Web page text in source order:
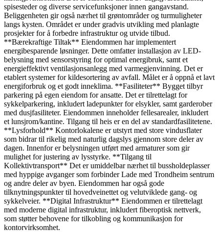
spisesteder og diverse servicefunksjoner innen gangavstand.
Beliggenheten gir også nærhet til grøntområder og turmuligheter
langs kysten. Området er under gradvis utvikling med planlagte
prosjekter for å forbedre infrastruktur og utvide tilbud.
**Bærekraftige Tiltak** Eiendommen har implementert
energibesparende løsninger. Dette omfatter installasjon av LED-
belysning med sensorstyring for optimal energibruk, samt et
energieffektivt ventilasjonsanlegg med varmegjenvinning. Det er
etablert systemer for kildesortering av avfall. Målet er å oppnå et lavt
energiforbruk og et godt inneklima. **Fasiliteter** Bygget tilbyr
parkering på egen eiendom for ansatte. Det er tilrettelagt for
sykkelparkering, inkludert ladepunkter for elsykler, samt garderober
med dusjfasiliteter. Eiendommen inneholder fellesarealer, inkludert
et lunsjrom/kantine. Tilgang til heis er en del av standardfasilitetene.
**Lysforhold** Kontorlokalene er utstyrt med store vindusflater
som bidrar til rikelig med naturlig dagslys gjennom store deler av
dagen. Innenfor er belysningen utført med armaturer som gir
mulighet for justering av lysstyrke. **Tilgang til
Kollektivtransport** Det er umiddelbar nærhet til bussholdeplasser
med hyppige avganger som forbinder Lade med Trondheim sentrum
og andre deler av byen. Eiendommen har også gode
tilknytningspunkter til hovedveinettet og velutviklede gang- og
sykkelveier. **Digital Infrastruktur** Eiendommen er tilrettelagt
med moderne digital infrastruktur, inkludert fiberoptisk nettverk,
som støtter behovene for tilkobling og kommunikasjon for
kontorvirksomhet.